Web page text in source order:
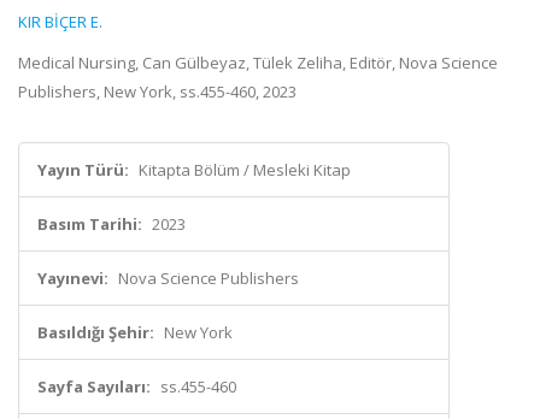
KIR BİÇER E.
Medical Nursing, Can Gülbeyaz, Tülek Zeliha, Editör, Nova Science
Publishers, New York, ss.455-460, 2023
Yayın Türü: Kitapta Bölüm / Mesleki Kitap
Basım Tarihi: 2023
Yayınevi: Nova Science Publishers
Basıldığı Şehir: New York
Sayfa Sayıları: ss.455-460